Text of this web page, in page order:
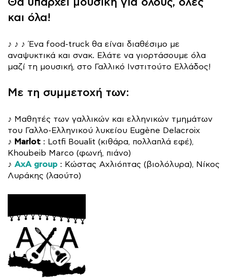
και όλα!
♪ ♪ ♪ Ένα food-truck θα είναι διαθέσιμο με
αναψυκτικά και σνακ. Ελάτε να γιορτάσουμε όλα
μαζί τη μουσική, στο Γαλλικό Ινστιτούτο Ελλάδος!
Με τη συμμετοχή των:
♪ Μαθητές των γαλλικών και ελληνικών τμημάτων
του Γαλλο-Ελληνικού λυκείου Eugène Delacroix
♪ Marlot : Lotfi Boualit (κιθάρα, πολλαπλά εφέ),
Khoubeib Marco (φωνή, πιάνο)
♪ ΑxΑ group : Κώστας Αχλιόπτας (βιολόλυρα), Νίκος
Λυράκης (λαούτο)